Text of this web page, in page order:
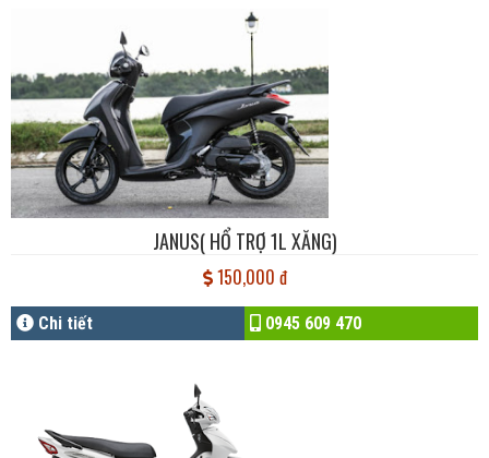
JANUS( HỔ TRỢ 1L XĂNG)
150,000 đ
Chi tiết 0945 609 470